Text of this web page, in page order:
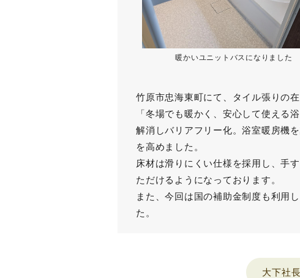
暖かいユニットバスになりました
竹原市忠海東町にて、タイル張りの
「冬場でも暖かく、安心して使える
解消しバリアフリー化。浴室暖房機
を高めました。
床材は滑りにくい仕様を採用し、手
ただけるようになっております。
また、今回は国の補助金制度も利用
た。
大下社